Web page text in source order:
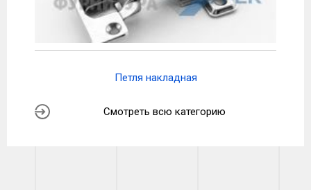
Петля накладная
Смотреть всю категорию